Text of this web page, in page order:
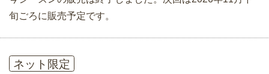
旬ごろに販売予定です。
ネット限定